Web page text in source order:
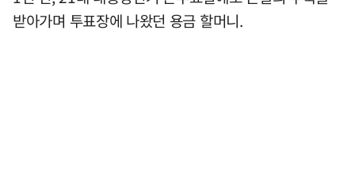
받아가며 투표장에 나왔던 용금 할머니.